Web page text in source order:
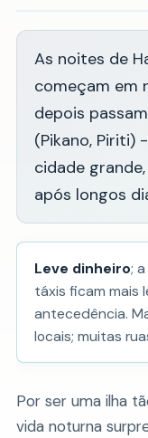
As noites de
começam em
depois
(Pikano, Piriti)
cidade
após longos
Leve dinheiro;
táxis ficam mais
antecedência.
locais; muitas
Por ser uma ilha
vida noturna